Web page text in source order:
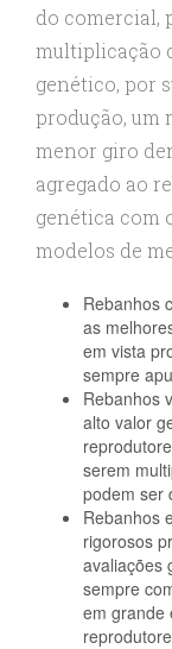
do comercial,
multiplicação
genético, por
produção, um
menor giro
agregado ao
genética com
modelos de
Rebanhos
as
em vista
sempre
Rebanhos
alto valor
serem
podem ser
Rebanhos
rigorosos
avaliações
sempre
em grande